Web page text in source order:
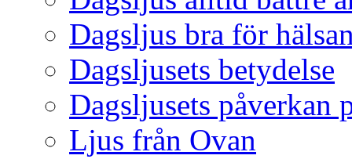
Dagsljus bra för
Dagsljusets betydelse
Dagsljusets påverkan
Ljus från Ovan